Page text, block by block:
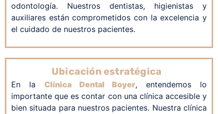
odontología. Nuestros dentistas, higienistas y
auxiliares están comprometidos con la excelencia y
el cuidado de nuestros pacientes.
Ubicación estratégica
En la Clínica Dental Boyer, entendemos lo
importante que es contar con una clínica accesible y
bien situada para nuestros pacientes. Nuestra clínica